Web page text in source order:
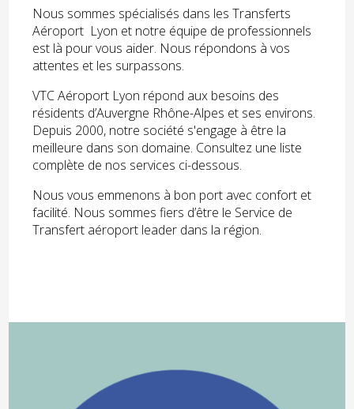
Nous sommes spécialisés dans les Transferts
Aéroport Lyon et notre équipe de professionnels
est là pour vous aider. Nous répondons à vos
attentes et les surpassons.
VTC Aéroport Lyon répond aux besoins des
résidents d’Auvergne Rhône-Alpes et ses environs.
Depuis 2000, notre société s'engage à être la
meilleure dans son domaine. Consultez une liste
complète de nos services ci-dessous.
Nous vous emmenons à bon port avec confort et
facilité. Nous sommes fiers d’être le Service de
Transfert aéroport leader dans la région.